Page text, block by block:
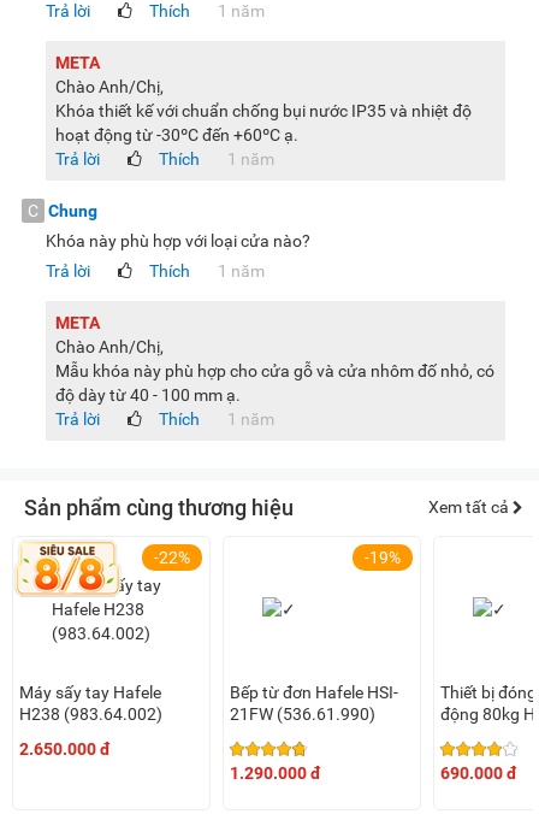
Trả lời
Thích 1 năm
META
Chào Anh/Chị,
Khóa thiết kế với chuẩn chống bụi nước IP35 và nhiệt độ
hoạt động từ -30ºC đến +60ºC ạ.
Trả lời
Thích 1 năm
C Chung
Khóa này phù hợp với loại cửa nào?
Trả lời
Thích 1 năm
META
Chào Anh/Chị,
Mẫu khóa này phù hợp cho cửa gỗ và cửa nhôm đố nhỏ, có
độ dày từ 40 - 100 mm ạ.
Trả lời
Thích 1 năm
Sản phẩm cùng thương hiệu Xem tất cả
-22%
Máy sấy tay Hafele
H238 (983.64.002)
2.650.000 đ
-19%
Bếp từ đơn Hafele HSI-
21FW (536.61.990)
1.290.000 đ
Thiết bị
động 80kg
690.000 đ